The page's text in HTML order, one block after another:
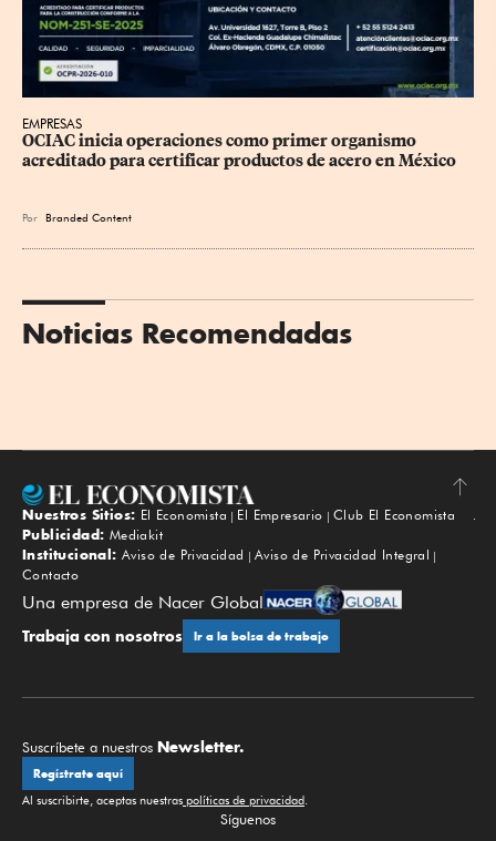
EMPRESAS
OCIAC inicia operaciones como primer organismo
acreditado para certificar productos de acero en México
Por Branded Content
Noticias Recomendadas
Subir
Nuestros Sitios: El Economista El Empresario
Club El Economista
Publicidad: Mediakit
Institucional: Aviso de Privacidad
Aviso de Privacidad Integral
Contacto
Una empresa de Nacer Global
Trabaja con nosotros Ir a la bolsa de trabajo
Suscríbete a nuestros Newsletter.
Regístrate aquí
Al suscribirte, aceptas nuestras políticas de privacidad.
Síguenos